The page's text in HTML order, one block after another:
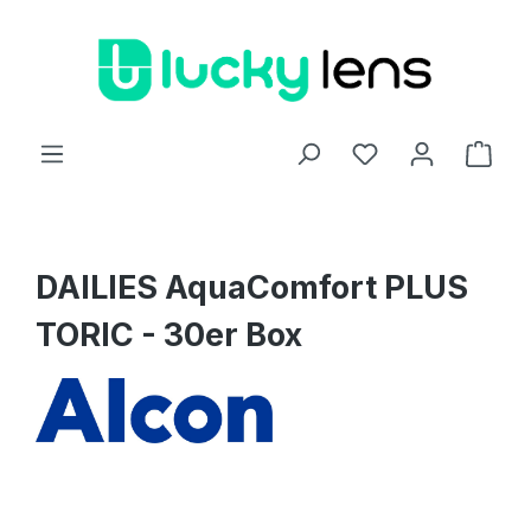
DAILIES AquaComfort PLUS
TORIC - 30er Box